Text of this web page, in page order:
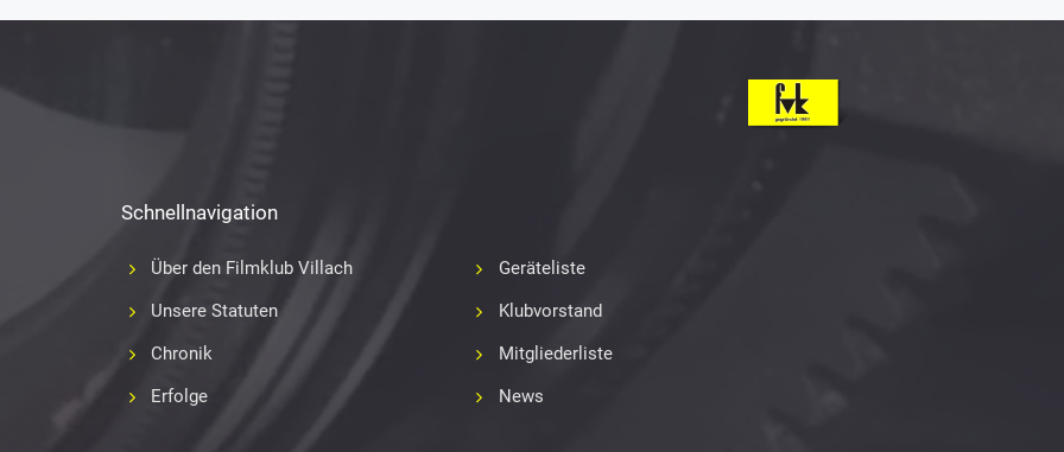
Schnellnavigation
Über den Filmklub Villach
Unsere Statuten
Chronik
Erfolge
Geräteliste
Klubvorstand
Mitgliederliste
News